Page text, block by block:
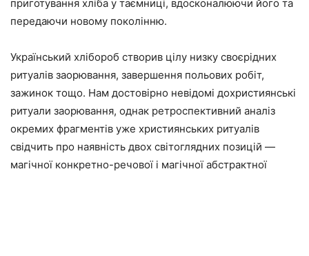
приготування хліба у таємниці, вдосконалюючи його та
передаючи новому поколінню.
Український хлібороб створив цілу низку своєрідних
ритуалів заорювання, завершення польових робіт,
зажинок тощо. Нам достовірно невідомі дохристиянські
ритуали заорювання, однак ретроспективний аналіз
окремих фрагментів уже християнських ритуалів
свідчить про наявність двох світоглядних позицій —
магічної конкретно-речової і магічної абстрактної